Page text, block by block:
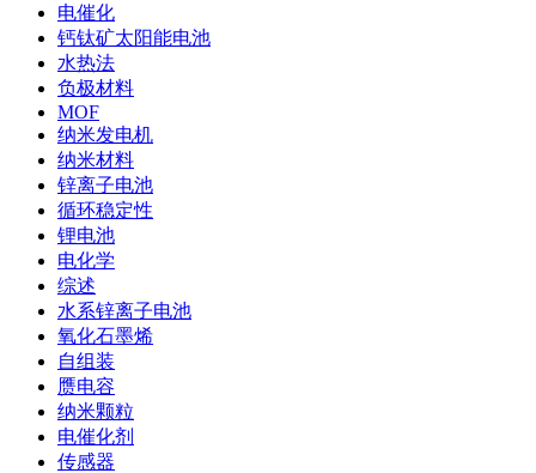
电催化
钙钛矿太阳能电池
水热法
负极材料
MOF
纳米发电机
纳米材料
锌离子电池
循环稳定性
锂电池
电化学
综述
水系锌离子电池
氧化石墨烯
自组装
赝电容
纳米颗粒
电催化剂
传感器